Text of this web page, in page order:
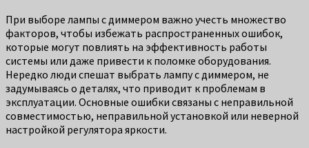
При выборе лампы с диммером важно учесть множество
факторов, чтобы избежать распространенных ошибок,
которые могут повлиять на эффективность работы
системы или даже привести к поломке оборудования.
Нередко люди спешат выбрать лампу с диммером, не
задумываясь о деталях, что приводит к проблемам в
эксплуатации. Основные ошибки связаны с неправильной
совместимостью, неправильной установкой или неверной
настройкой регулятора яркости.